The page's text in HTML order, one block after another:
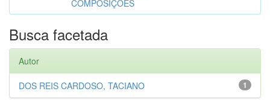
COMPOSIÇÕES
Busca facetada
Autor
1
DOS REIS CARDOSO, TACIANO